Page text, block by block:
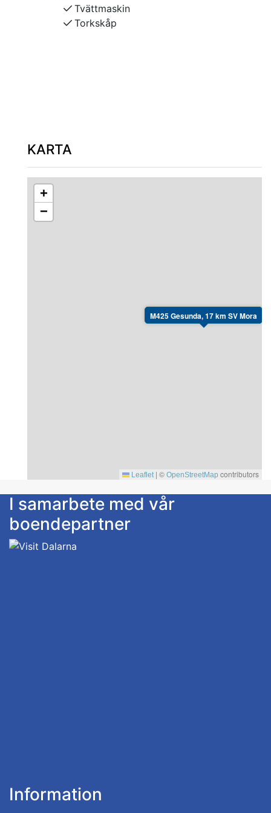
Badplats 3 km, Siljan, vid Sollerö camping.
Tvättmaskin
Torkskåp
KARTA
M425 Gesunda, 17 km SV Mora
+
−
Leaflet | © OpenStreetMap contributors
I samarbete med vår
boendepartner
Information